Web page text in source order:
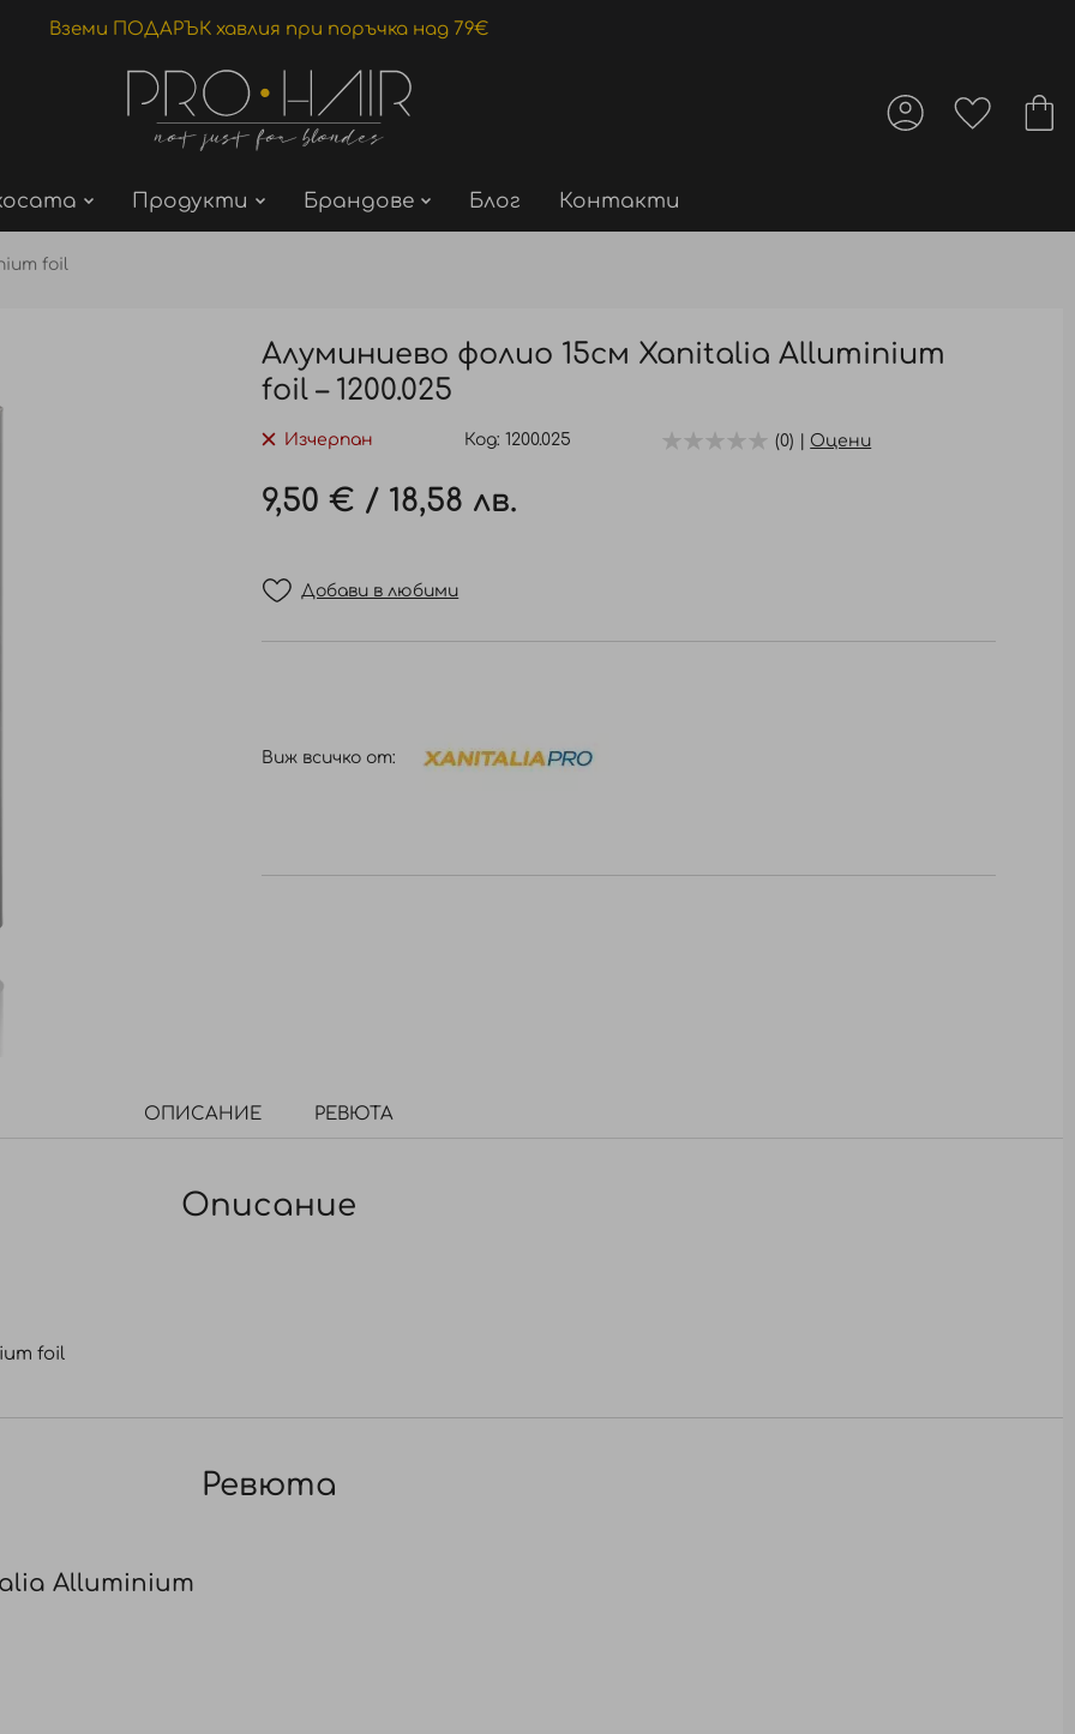
Вземи ПОДАРЪК хавлия при поръчка над 79€
Продукти Брандове Блог Контакти
foil
Алуминиево фолио 15см Xanitalia Alluminium
foil – 1200.025
Изчерпан Код 1200.025 (0) | Оцени
9,50 € / 18,58 лв.
Добави в любими
Виж всичко от:
ОПИСАНИЕ РЕВЮТА
Описание
foil
Ревюта
Alluminium